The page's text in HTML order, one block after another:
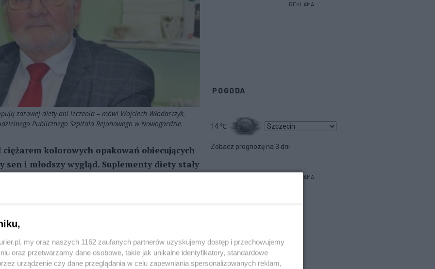
zdrowej diety ani leczenia – mówi Wojciech Włodarczyk,
Publicznego Szpitala Rejonowego w Nowogardzie.
kolorowych opakowań obiecujących
i młodszy wygląd. Suplementy diety stały
„na szybkie wzmocnienie organizmu".
- często pod wpływem reklamy, opinii
zakupu i dostępność bez recepty sprawiają,
diety. Tymczasem lek. Wojciech
sprzedawane bez recepty mogą realnie
zawsze są dla niego obojętne, dlatego ich
i skonsultowane ze specjalistą.
REKLAMA
POGODA
14 ℃
Zobacz prognozę na 3 dni
REKLAMA
my oraz naszych 1162 zaufanych partnerów uzyskujemy dostęp i przechowujemy
oraz przetwarzamy dane osobowe, takie jak unikalne identyfikatory, standardowe
urządzenie czy dane przeglądania w celu zapewniania spersonalizowanych reklam,